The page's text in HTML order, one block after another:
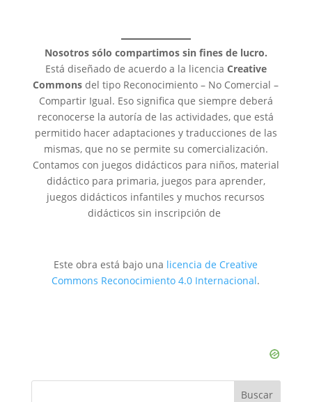
Nosotros sólo compartimos sin fines de lucro.
Está diseñado de acuerdo a la licencia Creative
Commons del tipo Reconocimiento – No Comercial –
Compartir Igual. Eso significa que siempre deberá
reconocerse la autoría de las actividades, que está
permitido hacer adaptaciones y traducciones de las
mismas, que no se permite su comercialización.
Contamos con juegos didácticos para niños, material
didáctico para primaria, juegos para aprender,
juegos didácticos infantiles y muchos recursos
didácticos sin inscripción de
Este obra está bajo una licencia de Creative
Commons Reconocimiento 4.0 Internacional.